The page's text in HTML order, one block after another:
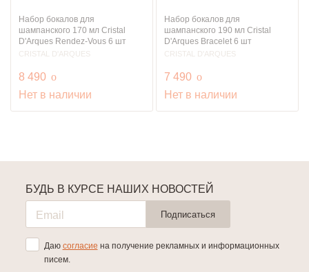
Набор бокалов для
шампанского 170 мл Cristal
D'Arques Rendez-Vous 6 шт
CRISTAL D'ARQUES
8 490 руб.
o
Нет в наличии
Набор бокалов для
шампанского 190 мл Cristal
D'Arques Bracelet 6 шт
CRISTAL D'ARQUES
7 490 руб.
o
Нет в наличии
БУДЬ В КУРСЕ НАШИХ НОВОСТЕЙ
Подписаться
Даю согласие на получение рекламных и информационных
писем.